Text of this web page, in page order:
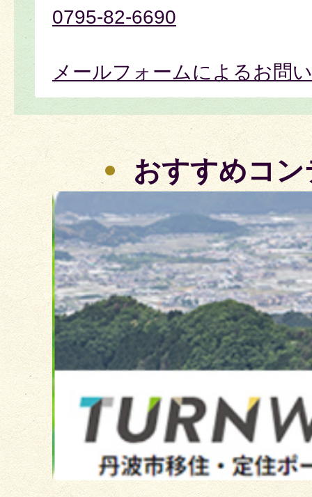
0795-82-6690
メールフォームによるお問
おすすめコ
2
枚
目
の
ス
ラ
イ
ド